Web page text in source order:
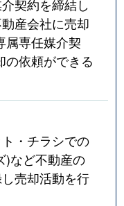
契約を締結し
産会社に売却
属専任媒介契
の依頼ができる
・チラシでの
)など不動産の
売却活動を行